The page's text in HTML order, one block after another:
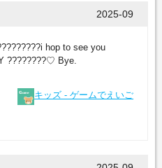
2025-09
hop to see you
????????♡ Bye.
キッズ - ゲームでえいご